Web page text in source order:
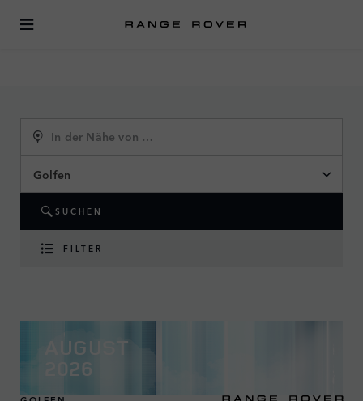
EVENTKALENDER
Golfen
SUCHEN
FILTER
AUGUST
2026